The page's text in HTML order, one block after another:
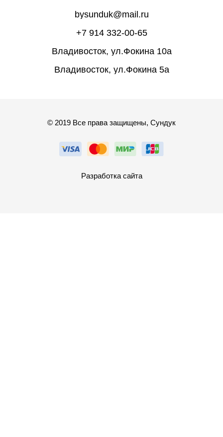
bysunduk@mail.ru
+7 914 332-00-65
Владивосток, ул.Фокина 10а
Владивосток, ул.Фокина 5а
© 2019 Все права защищены, Сундук
Разработка сайта